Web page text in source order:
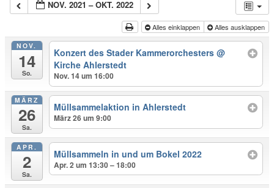
NOV. 2021 – OKT. 2022
Alles einklappen Alles ausklappen
NOV.
14
So.
Konzert des Stader Kammerorchesters@
Kirche Ahlerstedt
Nov. 14 um 16:00
MÄRZ
26
Sa.
Müllsammelaktion in Ahlerstedt
März 26 um 9:00
APR.
2
Sa.
Müllsammeln in und um Bokel 2022
Apr. 2 um 13:30 – 18:00